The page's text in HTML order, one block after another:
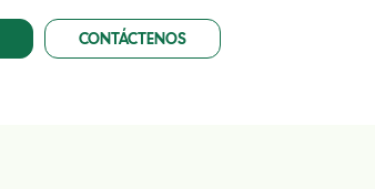
CONTÁCTENOS